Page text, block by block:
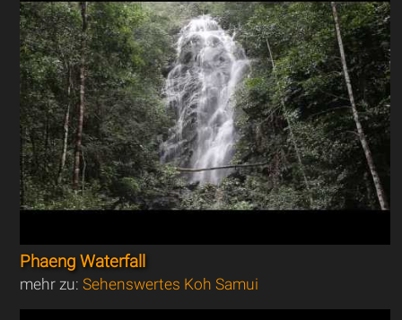
Phaeng Waterfall
mehr zu:Sehenswertes Koh Samui